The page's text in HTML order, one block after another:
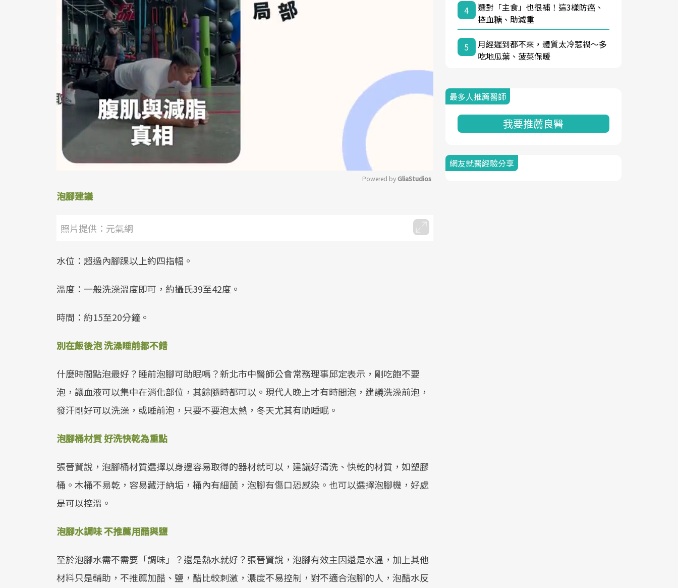
Powered by GliaStudios
泡腳建議
照片提供：元氣網
水位：超過內腳踝以上約四指幅。
溫度：一般洗澡溫度即可，約攝氏39至42度。
時間：約15至20分鐘。
別在飯後泡 洗澡睡前都不錯
什麼時間點泡最好？睡前泡腳可助眠嗎？新北市中醫師公會常務理事邱定表示，剛吃飽不要
泡，讓血液可以集中在消化部位，其餘隨時都可以。現代人晚上才有時間泡，建議洗澡前泡，
發汗剛好可以洗澡，或睡前泡，只要不要泡太熱，冬天尤其有助睡眠。
泡腳桶材質 好洗快乾為重點
張晉賢說，泡腳桶材質選擇以身邊容易取得的器材就可以，建議好清洗、快乾的材質，如塑膠
桶。木桶不易乾，容易藏汙納垢，桶內有細菌，泡腳有傷口恐感染。也可以選擇泡腳機，好處
是可以控溫。
泡腳水調味 不推薦用醋與鹽
至於泡腳水需不需要「調味」？還是熱水就好？張晉賢說，泡腳有效主因還是水溫，加上其他
材料只是輔助，不推薦加醋、鹽，醋比較刺激，濃度不易控制，對不適合泡腳的人，泡醋水反
4
選對「主食」也很補！這3樣防癌、
控血糖、助減重
5
月經遲到都不來，體質太冷惹禍〜多
吃地瓜葉、菠菜保暖
最多人推薦醫師
我要推薦良醫
網友就醫經驗分享